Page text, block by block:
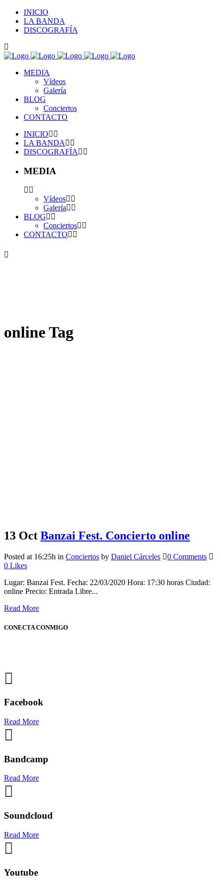
INICIO
LA BANDA
DISCOGRAFÍA
MEDIA
Vídeos
Galería
BLOG
Conciertos
CONTACTO
INICIO
LA BANDA
DISCOGRAFÍA
MEDIA
Vídeos
Galería
BLOG
Conciertos
CONTACTO
online Tag
13 Oct Banzai Fest. Concierto online
Posted at 16:25h in Conciertos by Daniel Cárceles
0 Comments
0 Likes
Lugar: Banzai Fest. Fecha: 22/03/2020 Hora: 17:30 horas Ciudad:
online Precio: Entrada Libre...
Read More
CONECTA CONMIGO
Facebook
Read More
Bandcamp
Read More
Soundcloud
Read More
Youtube